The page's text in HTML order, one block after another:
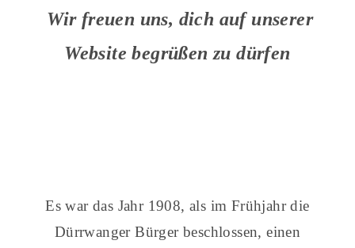
Wir freuen uns, dich auf unserer
Website begrüßen zu dürfen
Es war das Jahr 1908, als im Frühjahr die
Dürrwanger Bürger beschlossen, einen